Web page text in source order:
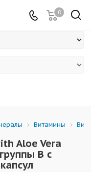
0
Витамины
Aloe Vera
B с